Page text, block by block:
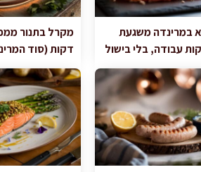
במרינדה משגעת
דקות (סוד